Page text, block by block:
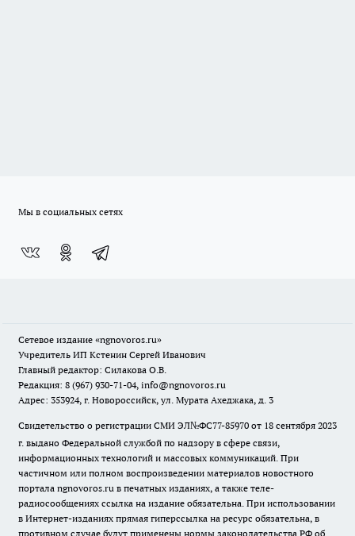
Мы в социальных сетях
Сетевое издание «ngnovoros.ru»
Учредитель ИП Кстенин Сергей Иванович
Главный редактор: Силакова О.В.
Редакция: 8 (967) 930-71-04, info@ngnovoros.ru
Адрес: 353924, г. Новороссийск, ул. Мурата Ахеджака, д. 3
Свидетельство о регистрации СМИ ЭЛ№ФС77-85970 от 18 сентября 2023
г. выдано Федеральной службой по надзору в сфере связи,
информационных технологий и массовых коммуникаций. При
частичном или полном воспроизведении материалов новостного
портала ngnovoros.ru в печатных изданиях, а также теле-
радиосообщениях ссылка на издание обязательна. При использовании
в Интернет-изданиях прямая гиперссылка на ресурс обязательна, в
противном случае будут применены нормы законодательства РФ об